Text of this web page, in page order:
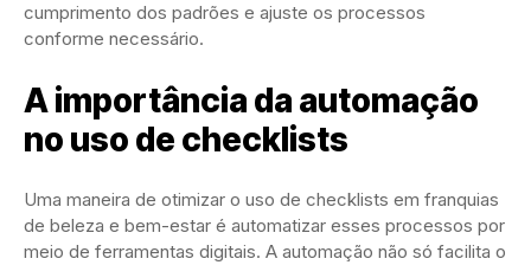
cumprimento dos padrões e ajuste os processos
conforme necessário.
A importância da automação
no uso de checklists
Uma maneira de otimizar o uso de checklists em franquias
de beleza e bem-estar é automatizar esses processos por
meio de ferramentas digitais. A automação não só facilita o